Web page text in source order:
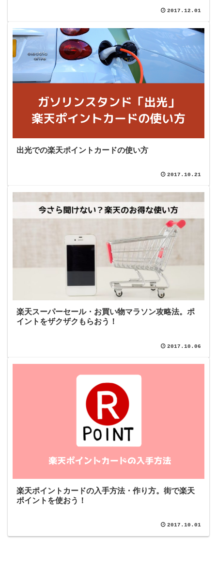
2017.12.01
出光での楽天ポイントカードの使い方
2017.10.21
楽天スーパーセール・お買い物マラソン攻略法。ポ
イントをザクザクもらおう！
2017.10.06
楽天ポイントカードの入手方法・作り方。街で楽天
ポイントを使おう！
2017.10.01